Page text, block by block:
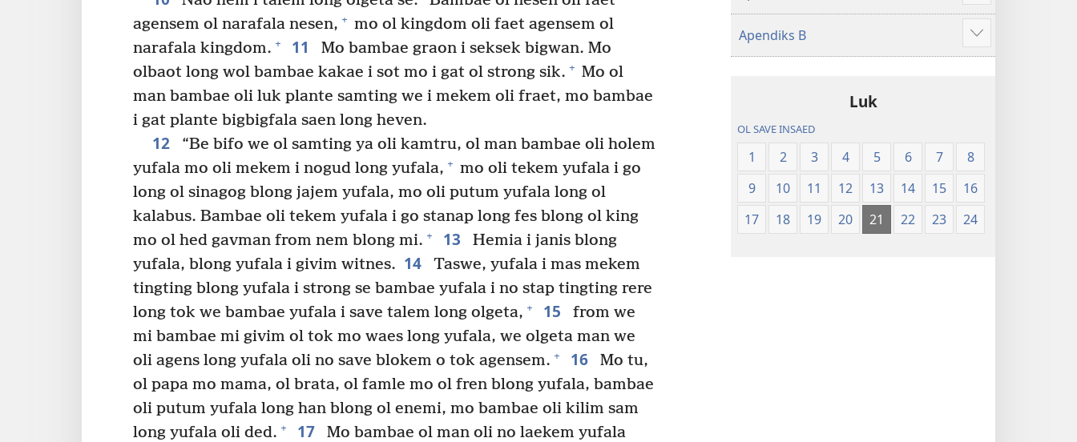
agensem ol narafala nesen, + mo ol kingdom oli faet agensem ol
narafala kingdom. + 11
Mo bambae graon i seksek bigwan. Mo
olbaot long wol bambae kakae i sot mo i gat ol strong sik. + Mo ol
man bambae oli luk plante samting we i mekem oli fraet, mo bambae
i gat plante bigbigfala saen long heven.
12
“Be bifo we ol samting ya oli kamtru, ol man bambae oli holem
yufala mo oli mekem i nogud long yufala, + mo oli tekem yufala i go
long ol sinagog blong jajem yufala, mo oli putum yufala long ol
kalabus. Bambae oli tekem yufala i go stanap long fes blong ol king
mo ol hed gavman from nem blong mi. + 13
Hemia i janis blong
yufala, blong yufala i givim witnes. 14
Taswe, yufala i mas mekem
tingting blong yufala i strong se bambae yufala i no stap tingting rere
long tok we bambae yufala i save talem long olgeta, + 15
from we
mi bambae mi givim ol tok mo waes long yufala, we olgeta man we
oli agens long yufala oli no save blokem o tok agensem. + 16
Mo tu,
ol papa mo mama, ol brata, ol famle mo ol fren blong yufala, bambae
oli putum yufala long han blong ol enemi, mo bambae oli kilim sam
long yufala oli ded. + 17
Mo bambae ol man oli no laekem yufala
moa
Apendiks B
Sam
moa
Luk
OL SAVE INSAED
1 2 3 4 5 6 7
8
9
10 11 12 13 14 15
16
17
18 19 20 21 22 23 24